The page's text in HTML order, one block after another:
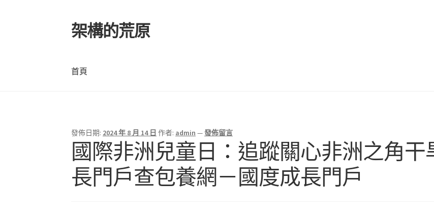
跳
至
覽
列
跳
至
要
內
架構的荒原
首頁
發佈日期: 2024 年 8 月 14 日 作者: admin —發佈留言
國際非洲兒童日：追蹤關心非洲之角干
長門戶查包養網－國度成長門戶